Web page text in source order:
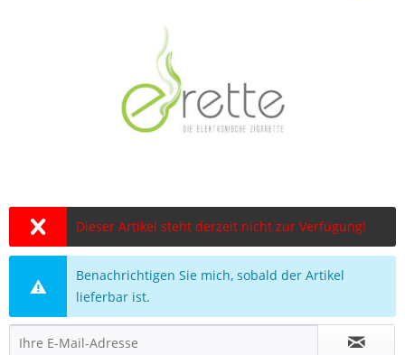
Dieser Artikel steht derzeit nicht zur Verfügung!
Benachrichtigen Sie mich, sobald der Artikel
lieferbar ist.